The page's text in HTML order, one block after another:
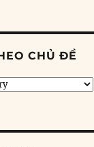
CHỦ ĐỀ